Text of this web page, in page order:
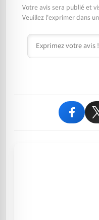
Votre avis sera publié et
Veuillez l'exprimer dans
Commentaire